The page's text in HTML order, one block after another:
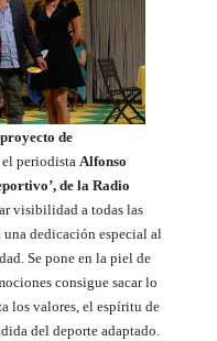
de
el periodistaAlfonso
de la Radio
visibilidad a todas las
dedicación especial al
Se pone en la piel de
consigue sacar lo
los valores, el espíritu de
del deporte adaptado.